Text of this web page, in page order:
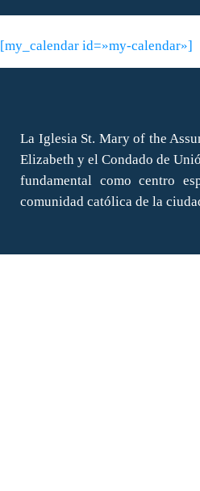
[my_calendar id=»my-calendar»]
La Iglesia St. Mary of the
Elizabeth y el Condado de
fundamental como centro
comunidad católica de la